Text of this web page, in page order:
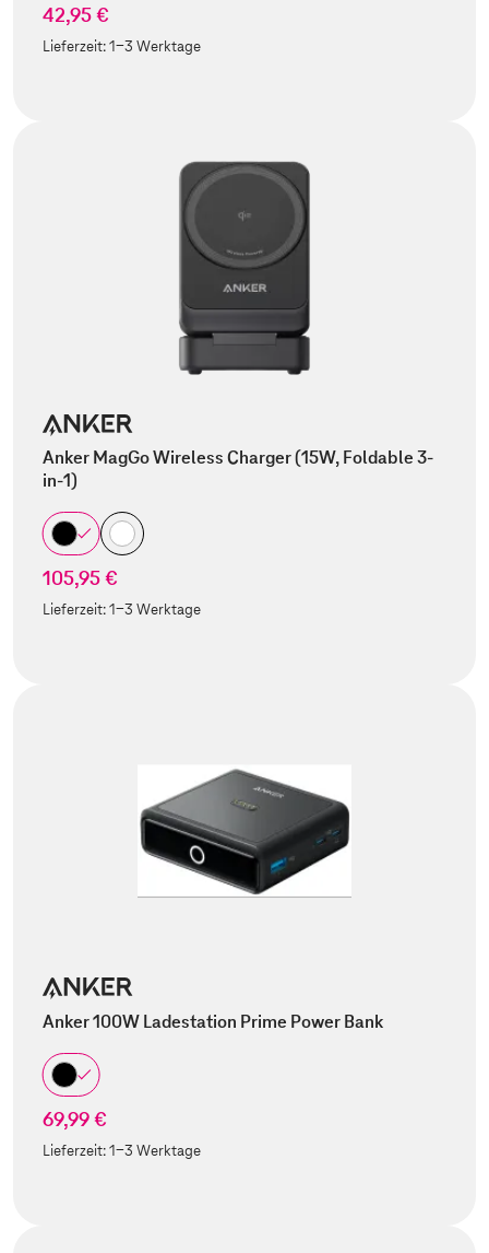
42,95 €
Lieferzeit:1-3 Werktage
Anker MagGo Wireless Charger (15W, Foldable 3-
in-1)
105,95 €
Lieferzeit:1-3 Werktage
Anker 100W Ladestation Prime Power Bank
69,99 €
Lieferzeit:1-3 Werktage